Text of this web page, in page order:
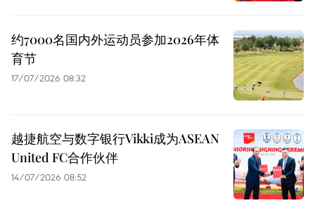
约7000名国内外运动员参加2026年体
育节
17/07/2026 08:32
越捷航空与数字银行Vikki成为ASEAN
United FC合作伙伴
14/07/2026 08:52